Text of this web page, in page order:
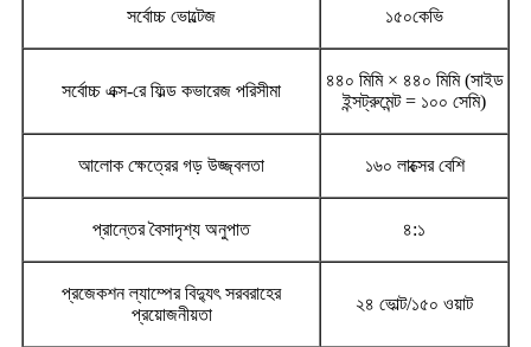
সর্বোচ্চ ভোল্টেজ ১৫০কেভি
সর্বোচ্চ এক্স-রে ফিল্ড কভারেজ পরিসীমা
৪৪০ মিমি × ৪৪০ মিমি (সাইড
ইন্সট্রুমেন্ট = ১০০ সেমি)
আলোক ক্ষেত্রের গড় উজ্জ্বলতা ১৬০ লাক্সের বেশি
প্রান্তের বৈসাদৃশ্য অনুপাত ৪:১
প্রজেকশন ল্যাম্পের বিদ্যুৎ সরবরাহের
প্রয়োজনীয়তা
২৪ ভোল্ট/১৫০ ওয়াট